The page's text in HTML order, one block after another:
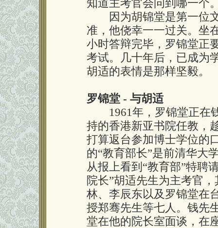
知道主考官会问到哪一个
因为胡锦堂是第一位文
准，他侥幸一一过关。坐
小时答辩完毕，罗锦堂正
考试。几十年后，已成为
胡适的表情是那样坚毅。
罗锦堂 - 与胡适
1961年，罗锦堂正在
持的香港新亚书院任教，
打算返台参加博士学位的
的“教育部长”是前清华大
从报上看到“教育部”特聘
院长”胡适先生为主考官
林、李辰东以及罗锦堂在
授郑骞先生等七人。钱先
堂在他的院长室面谈，在